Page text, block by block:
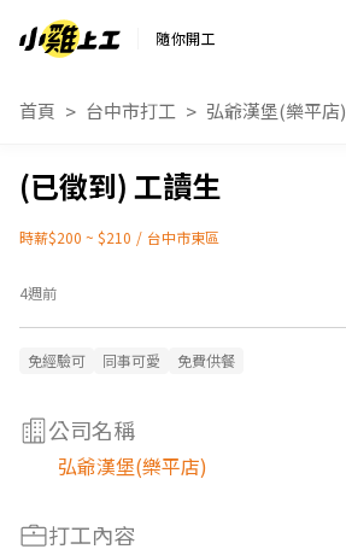
隨你開工
首頁 台中市打工 弘爺漢堡(樂平店)
工讀生
時薪$200 ~ $210 / 台中市東區
4週前
免經驗可 同事可愛 免費供餐
公司名稱
弘爺漢堡(樂平店)
打工內容